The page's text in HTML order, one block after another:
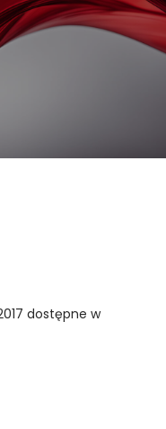
dostępne w